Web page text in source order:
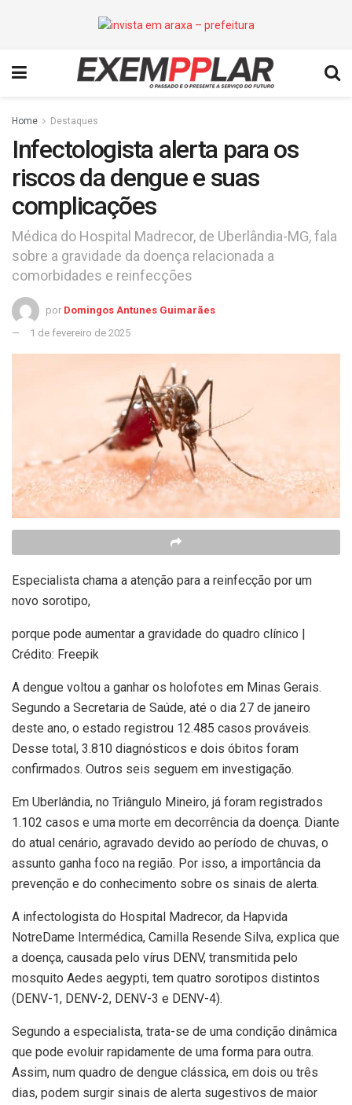
Home Destaques
Infectologista alerta para os
riscos da dengue e suas
complicações
Médica do Hospital Madrecor, de Uberlândia-MG, fala
sobre a gravidade da doença relacionada a
comorbidades e reinfecções
por Domingos Antunes Guimarães
1 de fevereiro de 2025
Especialista chama a atenção para a reinfecção por um
novo sorotipo,
porque pode aumentar a gravidade do quadro clínico |
Crédito: Freepik
A dengue voltou a ganhar os holofotes em Minas Gerais.
Segundo a Secretaria de Saúde, até o dia 27 de janeiro
deste ano, o estado registrou 12.485 casos prováveis.
Desse total, 3.810 diagnósticos e dois óbitos foram
confirmados. Outros seis seguem em investigação.
Em Uberlândia, no Triângulo Mineiro, já foram registrados
1.102 casos e uma morte em decorrência da doença. Diante
do atual cenário, agravado devido ao período de chuvas, o
assunto ganha foco na região. Por isso, a importância da
prevenção e do conhecimento sobre os sinais de alerta.
A infectologista do Hospital Madrecor, da Hapvida
NotreDame Intermédica, Camilla Resende Silva, explica que
a doença, causada pelo vírus DENV, transmitida pelo
mosquito Aedes aegypti, tem quatro sorotipos distintos
(DENV-1, DENV-2, DENV-3 e DENV-4).
Segundo a especialista, trata-se de uma condição dinâmica
que pode evoluir rapidamente de uma forma para outra.
Assim, num quadro de dengue clássica, em dois ou três
dias, podem surgir sinais de alerta sugestivos de maior